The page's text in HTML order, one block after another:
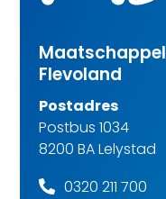
Flevoland
Postadres
Postbus 1034
8200 BA Lelystad
 0320 211 700